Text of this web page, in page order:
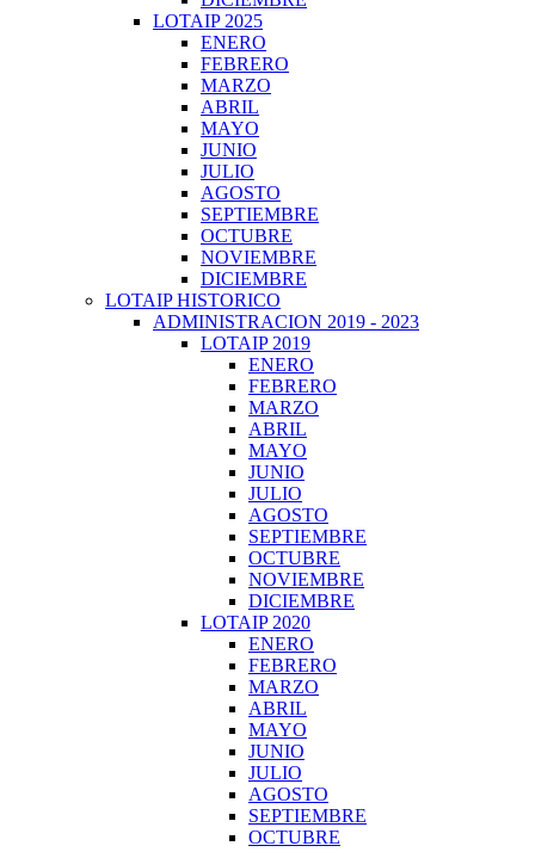
LOTAIP 2025
ENERO
FEBRERO
MARZO
ABRIL
MAYO
JUNIO
JULIO
AGOSTO
SEPTIEMBRE
OCTUBRE
NOVIEMBRE
DICIEMBRE
LOTAIP HISTORICO
ADMINISTRACION 2019 - 2023
LOTAIP 2019
ENERO
FEBRERO
MARZO
ABRIL
MAYO
JUNIO
JULIO
AGOSTO
SEPTIEMBRE
OCTUBRE
NOVIEMBRE
DICIEMBRE
LOTAIP 2020
ENERO
FEBRERO
MARZO
ABRIL
MAYO
JUNIO
JULIO
AGOSTO
SEPTIEMBRE
OCTUBRE